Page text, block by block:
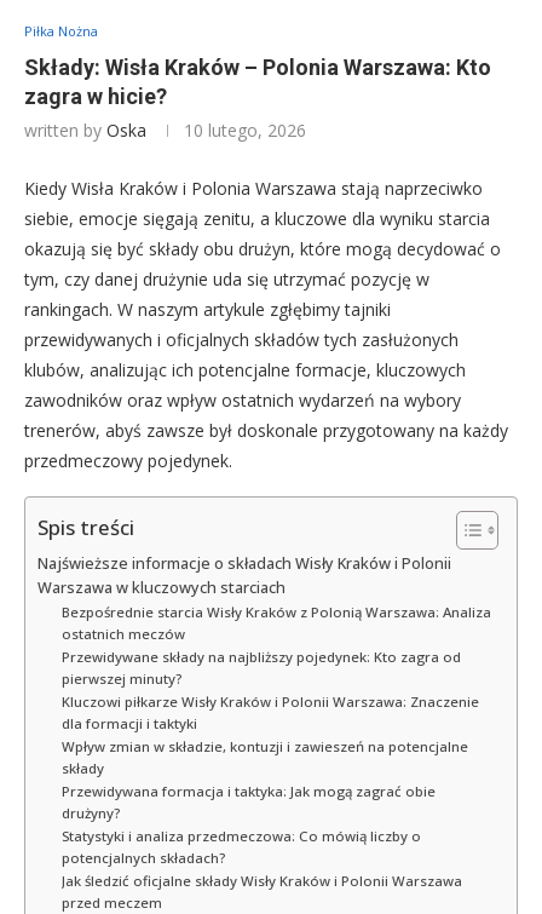
Piłka Nożna
Składy: Wisła Kraków – Polonia Warszawa: Kto
zagra w hicie?
written by Oska 10 lutego, 2026
Kiedy Wisła Kraków i Polonia Warszawa stają naprzeciwko
siebie, emocje sięgają zenitu, a kluczowe dla wyniku starcia
okazują się być składy obu drużyn, które mogą decydować o
tym, czy danej drużynie uda się utrzymać pozycję w
rankingach. W naszym artykule zgłębimy tajniki
przewidywanych i oficjalnych składów tych zasłużonych
klubów, analizując ich potencjalne formacje, kluczowych
zawodników oraz wpływ ostatnich wydarzeń na wybory
trenerów, abyś zawsze był doskonale przygotowany na każdy
przedmeczowy pojedynek.
Spis treści
Najświeższe informacje o składach Wisły Kraków i Polonii
Warszawa w kluczowych starciach
Bezpośrednie starcia Wisły Kraków z Polonią Warszawa: Analiza
ostatnich meczów
Przewidywane składy na najbliższy pojedynek: Kto zagra od
pierwszej minuty?
Kluczowi piłkarze Wisły Kraków i Polonii Warszawa: Znaczenie
dla formacji i taktyki
Wpływ zmian w składzie, kontuzji i zawieszeń na potencjalne
składy
Przewidywana formacja i taktyka: Jak mogą zagrać obie
drużyny?
Statystyki i analiza przedmeczowa: Co mówią liczby o
potencjalnych składach?
Jak śledzić oficjalne składy Wisły Kraków i Polonii Warszawa
przed meczem